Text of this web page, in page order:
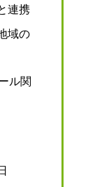
連携
域の
ル関